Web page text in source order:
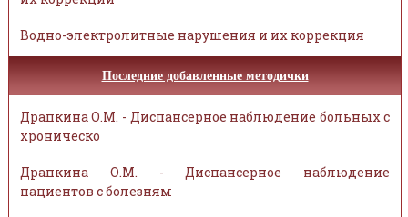
Водно-электролитные нарушения и их коррекция
Последние добавленные методички
Драпкина О.М. - Диспансерное наблюдение больных с
хроническо
Драпкина О.М. - Диспансерное наблюдение
пациентов с болезням